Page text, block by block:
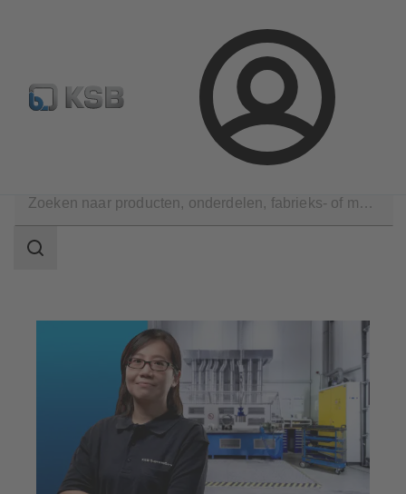
Aanmelding
Configure Product KSB Select Standaard stuklijsten
Reparatie
Zoekgebied